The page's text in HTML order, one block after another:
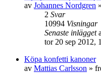
av Johannes Nordgren »
2 Svar
10994 Visningar
Senaste inlägget
tor 20 sep 2012,
Köpa konfetti kanoner
av Mattias Carlsson »